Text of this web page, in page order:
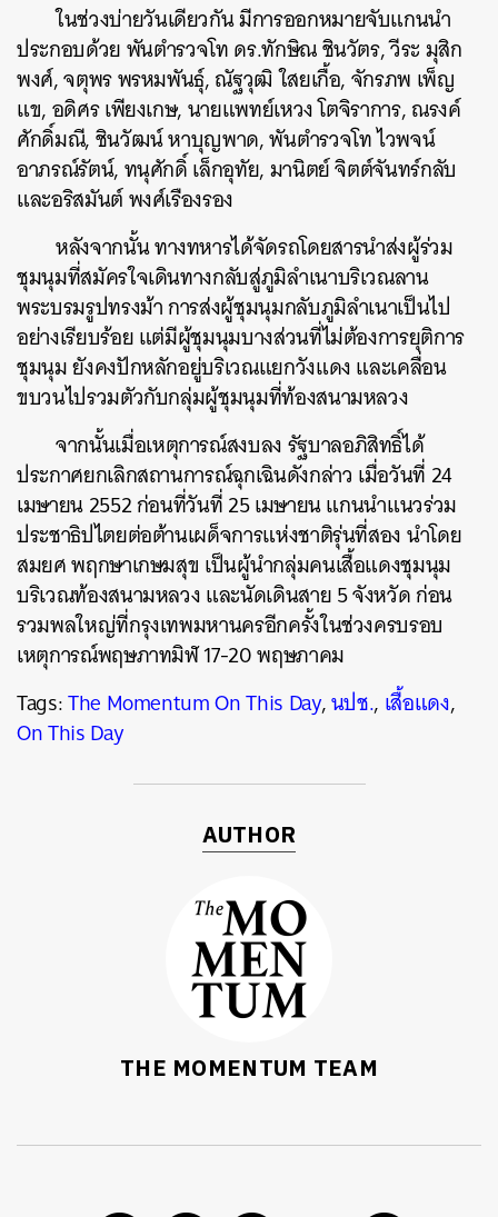
ในช่วงบ่ายวันเดียวกัน มีการออกหมายจับแกนนำ
ประกอบด้วย พันตำรวจโท ดร.ทักษิณ ชินวัตร, วีระ มุสิก
พงศ์, จตุพร พรหมพันธุ์, ณัฐวุฒิ ใสยเกื้อ, จักรภพ เพ็ญ
แข, อดิศร เพียงเกษ, นายแพทย์เหวง โตจิราการ, ณรงค์
ศักดิ์มณี, ชินวัฒน์ หาบุญพาด, พันตำรวจโท ไวพจน์
อาภรณ์รัตน์, ทนุศักดิ์ เล็กอุทัย, มานิตย์ จิตต์จันทร์กลับ
และอริสมันต์ พงศ์เรืองรอง
หลังจากนั้น ทางทหารได้จัดรถโดยสารนำส่งผู้ร่วม
ชุมนุมที่สมัครใจเดินทางกลับสู่ภูมิลำเนาบริเวณลาน
พระบรมรูปทรงม้า การส่งผู้ชุมนุมกลับภูมิลำเนาเป็นไป
อย่างเรียบร้อย แต่มีผู้ชุมนุมบางส่วนที่ไม่ต้องการยุติการ
ชุมนุม ยังคงปักหลักอยู่บริเวณแยกวังแดง และเคลื่อน
ขบวนไปรวมตัวกับกลุ่มผู้ชุมนุมที่ท้องสนามหลวง
จากนั้นเมื่อเหตุการณ์สงบลง รัฐบาลอภิสิทธิ์ได้
ประกาศยกเลิกสถานการณ์ฉุกเฉินดังกล่าว เมื่อวันที่ 24
เมษายน 2552 ก่อนที่วันที่ 25 เมษายน แกนนำแนวร่วม
ประชาธิปไตยต่อต้านเผด็จการแห่งชาติรุ่นที่สอง นำโดย
สมยศ พฤกษาเกษมสุข เป็นผู้นำกลุ่มคนเสื้อแดงชุมนุม
บริเวณท้องสนามหลวง และนัดเดินสาย 5 จังหวัด ก่อน
รวมพลใหญ่ที่กรุงเทพมหานครอีกครั้งในช่วงครบรอบ
เหตุการณ์พฤษภาทมิฬ 17-20 พฤษภาคม
Tags:The Momentum On This Day,นปช., เสื้อแดง,
On This Day
AUTHOR
THE MOMENTUM TEAM
ค้นหา
SHARE TWEET LINE EMAIL